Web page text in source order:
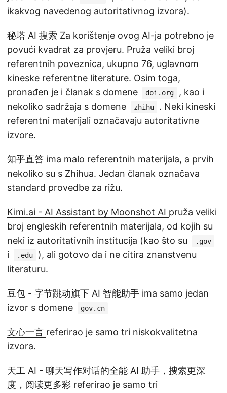
ikakvog navedenog autoritativnog izvora).
秘塔 AI 搜索 Za korištenje ovog AI-ja potrebno je
povući kvadrat za provjeru. Pruža veliki broj
referentnih poveznica, ukupno 76, uglavnom
kineske referentne literature. Osim toga,
pronađen je i članak s domene
doi.org
, kao i
nekoliko sadržaja s domene
zhihu
. Neki kineski
referentni materijali označavaju autoritativne
izvore.
知乎直答 ima malo referentnih materijala, a prvih
nekoliko su s Zhihua. Jedan članak označava
standard provedbe za rižu.
Kimi.ai - AI Assistant by Moonshot AI pruža veliki
broj engleskih referentnih materijala, od kojih su
neki iz autoritativnih institucija (kao što su
.gov
i .edu
), ali gotovo da i ne citira znanstvenu
literaturu.
豆包 - 字节跳动旗下 AI 智能助手 ima samo jedan
izvor s domene
gov.cn
文心一言 referirao je samo tri niskokvalitetna
izvora.
天工 AI - 聊天写作对话的全能 AI 助手，搜索更深
度，阅读更多彩 referirao je samo tri